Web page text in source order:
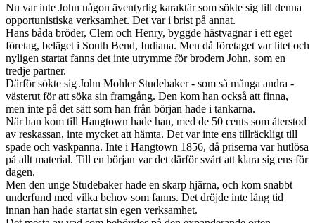
Nu var inte John någon äventyrlig karaktär som sökte sig till denna
opportunistiska verksamhet. Det var i brist på annat.
Hans båda bröder, Clem och Henry, byggde hästvagnar i ett eget
företag, beläget i South Bend, Indiana. Men då företaget var litet och
nyligen startat fanns det inte utrymme för brodern John, som en
tredje partner.
Därför sökte sig John Mohler Studebaker - som så många andra -
västerut för att söka sin framgång. Den kom han också att finna,
men inte på det sätt som han från början hade i tankarna.
När han kom till Hangtown hade han, med de 50 cents som återstod
av reskassan, inte mycket att hämta. Det var inte ens tillräckligt till
spade och vaskpanna. Inte i Hangtown 1856, då priserna var hutlösa
på allt material. Till en början var det därför svårt att klara sig ens för
dagen.
Men den unge Studebaker hade en skarp hjärna, och kom snabbt
underfund med vilka behov som fanns. Det dröjde inte lång tid
innan han hade startat sin egen verksamhet.